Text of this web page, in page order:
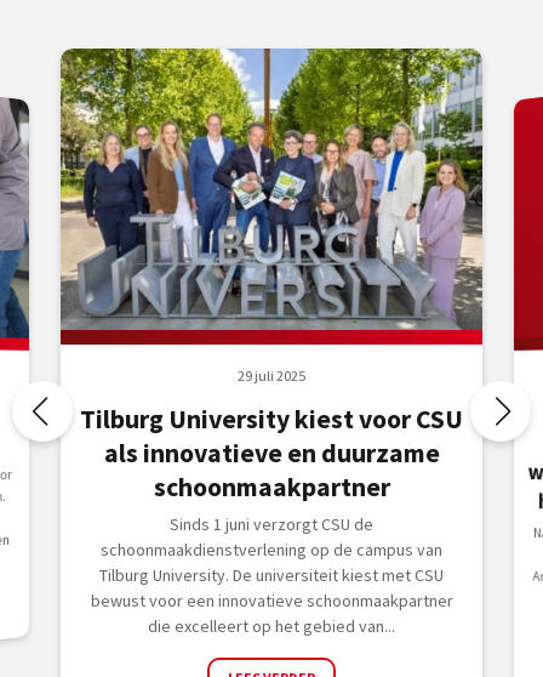
29 juli 2025
Tilburg University kiest voor CSU
als innovatieve en duurzame
schoonmaakpartner
Sinds 1 juni verzorgt CSU de
schoonmaakdienstverlening op de campus van
Tilburg University. De universiteit kiest met CSU
bewust voor een innovatieve schoonmaakpartner
die excelleert op het gebied van...